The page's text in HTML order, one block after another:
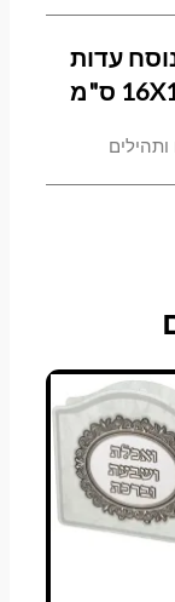
עדות
עד
מספר
סוגים.
ניתן
לבחור
את
האפשרויות
בעמוד